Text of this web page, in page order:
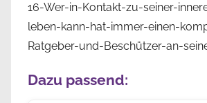
16-Wer-in-Kontakt-zu-seiner-
leben-kann-hat-immer-einen-
Ratgeber-und-Beschützer-an-
Dazu passend: